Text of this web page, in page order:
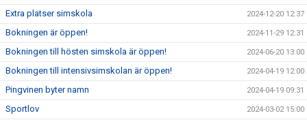
Extra platser simskola 2024-12-20 12:37
Bokningen är öppen! 2024-11-29 12:31
Bokningen till hösten simskola är öppen! 2024-06-20 13:00
Bokningen till intensivsimskolan är öppen! 2024-04-19 12:00
Pingvinen byter namn 2024-04-19 09:31
Sportlov 2024-03-02 15:00